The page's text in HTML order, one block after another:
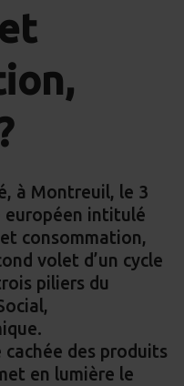
à Montreuil, le 3
européen intitulé
consommation,
volet d’un cycle
piliers du
des produits
en lumière le